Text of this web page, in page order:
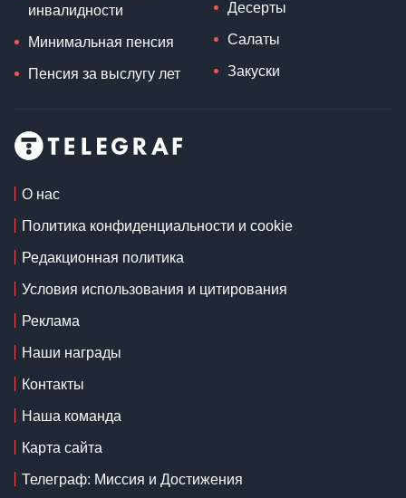
инвалидности
Минимальная пенсия
Пенсия за выслугу лет
Десерты
Салаты
Закуски
О нас
Политика конфиденциальности и cookie
Редакционная политика
Условия использования и цитирования
Реклама
Наши награды
Контакты
Наша команда
Карта сайта
Телеграф: Миссия и Достижения